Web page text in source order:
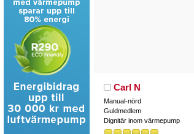
Carl N
Manual-nörd
Guldmedlem
Dignitär inom värmepump